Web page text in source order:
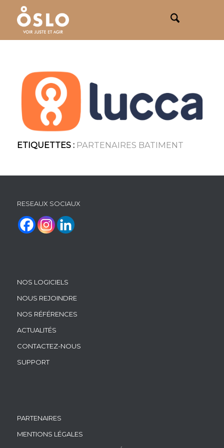
ETIQUETTES : PARTENAIRES BATIMENT
RESEAUX SOCIAUX
NOS LOGICIELS
NOUS REJOINDRE
NOS RÉFÉRENCES
ACTUALITÉS
CONTACTEZ-NOUS
SUPPORT
PARTENAIRES
MENTIONS LÉGALES